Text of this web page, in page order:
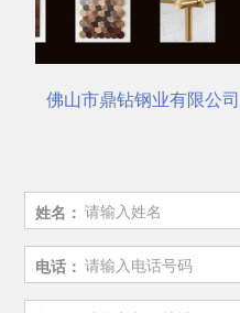
一站式选材中心 | 电梯装饰
电梯装修必备：不锈钢
姓名：
电话：